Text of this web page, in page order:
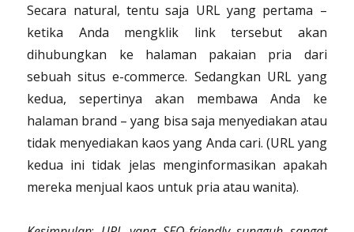
Secara natural, tentu saja URL yang pertama –
ketika Anda mengklik link tersebut akan
dihubungkan ke halaman pakaian pria dari
sebuah situs e-commerce. Sedangkan URL yang
kedua, sepertinya akan membawa Anda ke
halaman brand – yang bisa saja menyediakan atau
tidak menyediakan kaos yang Anda cari. (URL yang
kedua ini tidak jelas menginformasikan apakah
mereka menjual kaos untuk pria atau wanita).